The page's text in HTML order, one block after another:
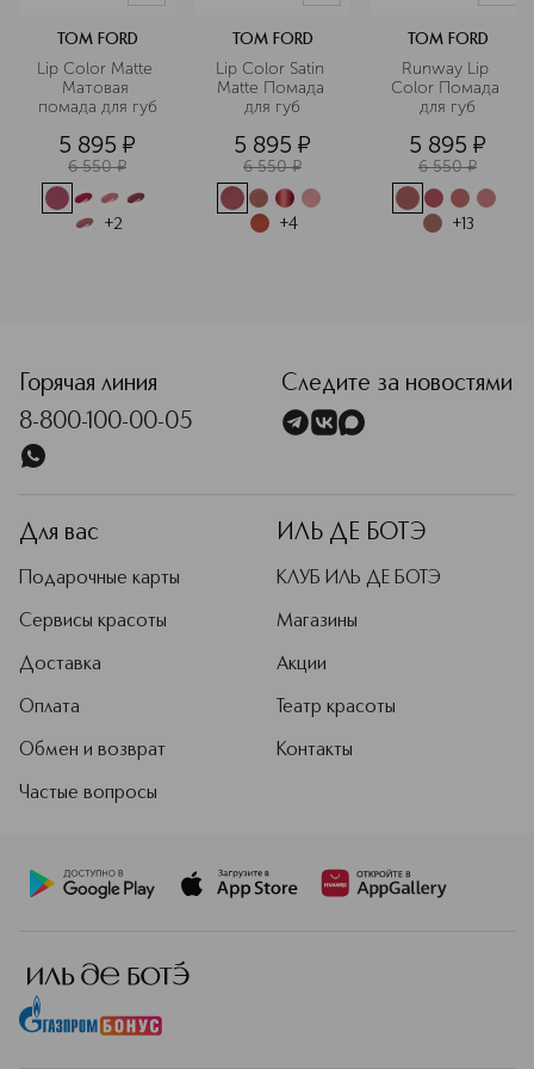
TOM FORD
Lip Color Matte
Матовая
помада для губ
5 895 ¤
6 550 ¤
+2
TOM FORD
Lip Color Satin
Matte Помада
для губ
5 895 ¤
6 550 ¤
+4
TOM FORD
Runway Lip
Color Помада
для губ
5 895 ¤
6 550 ¤
+13
Горячая линия
8-800-100-00-05
Следите за новостями
Для вас
Подарочные карты
Сервисы красоты
Доставка
Оплата
Обмен и возврат
Частые вопросы
ИЛЬ ДЕ БОТЭ
КЛУБ ИЛЬ ДЕ БОТЭ
Магазины
Акции
Театр красоты
Контакты